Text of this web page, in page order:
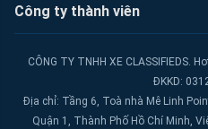
Công ty thành viên
CÔNG TY TNHH XE CLASSIFIEDS.
ĐKKD:
Địa chỉ: Tầng 6, Toà nhà Mê Linh
Quận 1, Thành Phố Hồ Chí Minh,